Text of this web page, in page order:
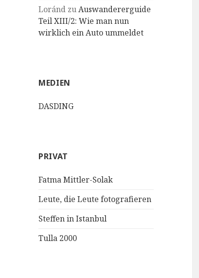
Loránd zuAuswandererguide
Teil XIII/2: Wie man nun
wirklich ein Auto ummeldet
MEDIEN
DASDING
PRIVAT
Fatma Mittler-Solak
Leute, die Leute fotografieren
Steffen in Istanbul
Tulla 2000